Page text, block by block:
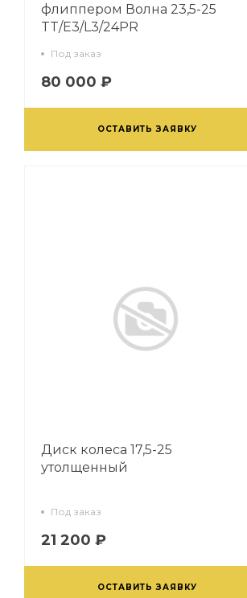
флиппером Волна 23,5-25
TT/E3/L3/24PR
Под заказ
80 000 ₽
ОСТАВИТЬ ЗАЯВКУ
Диск колеса 17,5-25
утолщенный
Под заказ
21 200 ₽
ОСТАВИТЬ ЗАЯВКУ